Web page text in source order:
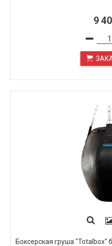
9
Боксерская груша "Totalbox"